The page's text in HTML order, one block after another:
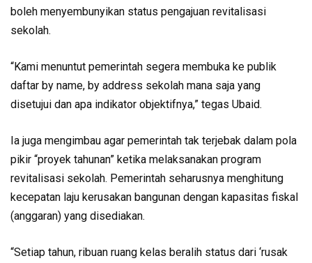
boleh menyembunyikan status pengajuan revitalisasi
sekolah.
“Kami menuntut pemerintah segera membuka ke publik
daftar by name, by address sekolah mana saja yang
disetujui dan apa indikator objektifnya,” tegas Ubaid.
Ia juga mengimbau agar pemerintah tak terjebak dalam pola
pikir “proyek tahunan” ketika melaksanakan program
revitalisasi sekolah. Pemerintah seharusnya menghitung
kecepatan laju kerusakan bangunan dengan kapasitas fiskal
(anggaran) yang disediakan.
“Setiap tahun, ribuan ruang kelas beralih status dari ‘rusak